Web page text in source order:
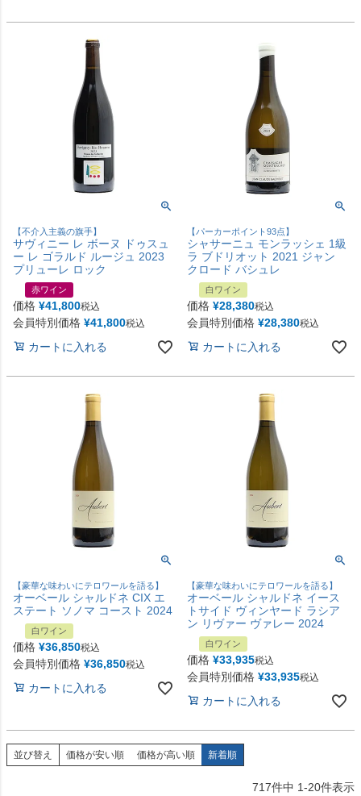
【不介入主義の旗手】
サヴィニー レ ボーヌ ドゥスュ
ー レ ゴラルド ルージュ 2023
プリューレ ロック
赤ワイン
価格 ¥41,800税込
会員特別価格 ¥41,800税込
カートに入れる
【パーカーポイント93点】
シャサーニュ モンラッシェ 1級
ラ ブドリオット 2021 ジャン
クロード バシュレ
白ワイン
価格 ¥28,380税込
会員特別価格 ¥28,380税込
カートに入れる
【豪華な味わいにテロワールを語る】
オーベール シャルドネ CIX エ
ステート ソノマ コースト 2024
白ワイン
価格 ¥36,850税込
会員特別価格 ¥36,850税込
カートに入れる
【豪華な味わいにテロワールを語る】
オーベール シャルドネ イース
トサイド ヴィンヤード ラシア
ン リヴァー ヴァレー 2024
白ワイン
価格 ¥33,935税込
会員特別価格 ¥33,935税込
カートに入れる
並び替え 価格が安い順 価格が高い順 新着順
717件中 1-20件表示